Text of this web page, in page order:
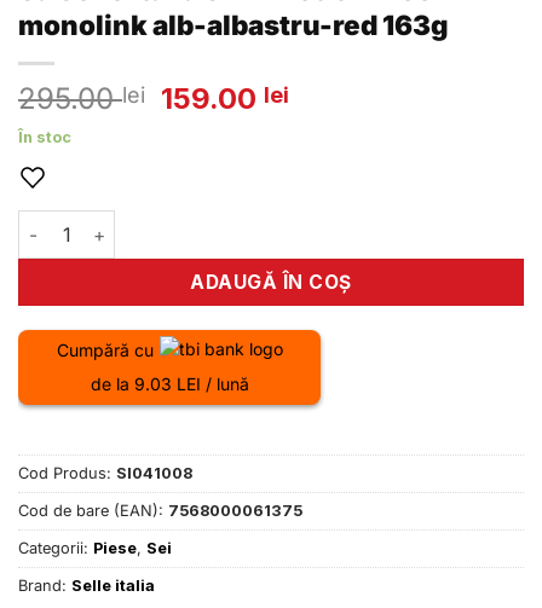
monolink alb-albastru-red 163g
295.00lei
Prețul
159.00 lei
În stoc
Cantitate Sa Selle Italia SLR Friction Free monolink alb-
ADAUGĂ ÎN COȘ
Cumpără cu
de la 9.03 LEI / lună
Cod Produs: SI041008
Cod de bare (EAN): 7568000061375
Categorii: Piese, Sei
Brand: Selle italia